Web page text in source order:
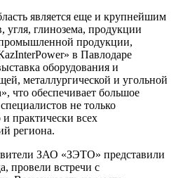
является еще и крупнейшим
угля, глинозема, продукции
продукции,
в Павлодаре
оборудования и
металлургической и угольной
что обеспечивает большое
не только
и практически всех
региона.
ЗАО «ЗЭТО» представили
провели встречи с